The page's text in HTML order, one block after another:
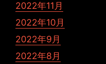
2022年11月
2022年10月
2022年9月
2022年8月